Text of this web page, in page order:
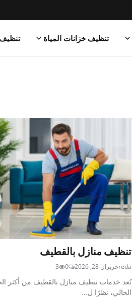
تنظيف خزانات المياة
تنظيف منازل بالقطيف
redaحزيران 28, 2026 0
3
تُعد خدمات تنظيف منازل بالقطيف من أكثر
الحالي، نظرًا ل...